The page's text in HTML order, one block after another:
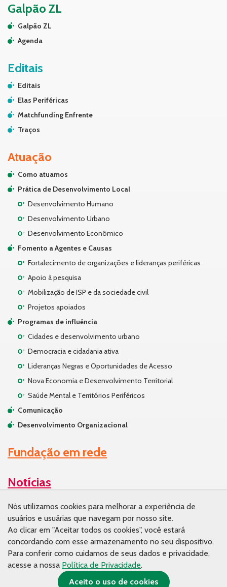
Galpão ZL
Galpão ZL
Agenda
Editais
Editais
Elas Periféricas
Matchfunding Enfrente
Traços
Atuação
Como atuamos
Prática de Desenvolvimento Local
Desenvolvimento Humano
Desenvolvimento Urbano
Desenvolvimento Econômico
Fomento a Agentes e Causas
Fortalecimento de organizações e lideranças periféricas
Apoio à pesquisa
Mobilização de ISP e da sociedade civil
Projetos apoiados
Programas de influência
Cidades e desenvolvimento urbano
Democracia e cidadania ativa
Lideranças Negras e Oportunidades de Acesso
Nova Economia e Desenvolvimento Territorial
Saúde Mental e Territórios Periféricos
Comunicação
Desenvolvimento Organizacional
Fundação em rede
Notícias
Conhecimento
Publicações
Artigos
Materiais de estudo
Nós utilizamos cookies para melhorar a experiência de
usuários e usuárias que navegam por nosso site.
Ao clicar em "Aceitar todos os cookies", você estará
concordando com esse armazenamento no seu dispositivo.
Para conferir como cuidamos de seus dados e privacidade,
acesse a nossa Política de Privacidade.
Aceito o uso de cookies